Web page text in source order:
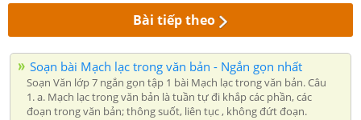
Bài tiếp theo
Soạn bài Mạch lạc trong văn bản - Ngắn gọn nhất
Soạn Văn lớp 7 ngắn gọn tập 1 bài Mạch lạc trong văn bản. Câu
1. a. Mạch lạc trong văn bản là tuần tự đi khắp các phần, các
đoạn trong văn bản; thông suốt, liên tục , không đứt đoạn.